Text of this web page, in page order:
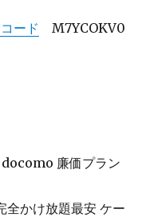
ード M7YCOKV0
廉価プラン
かけ放題最安 ケー